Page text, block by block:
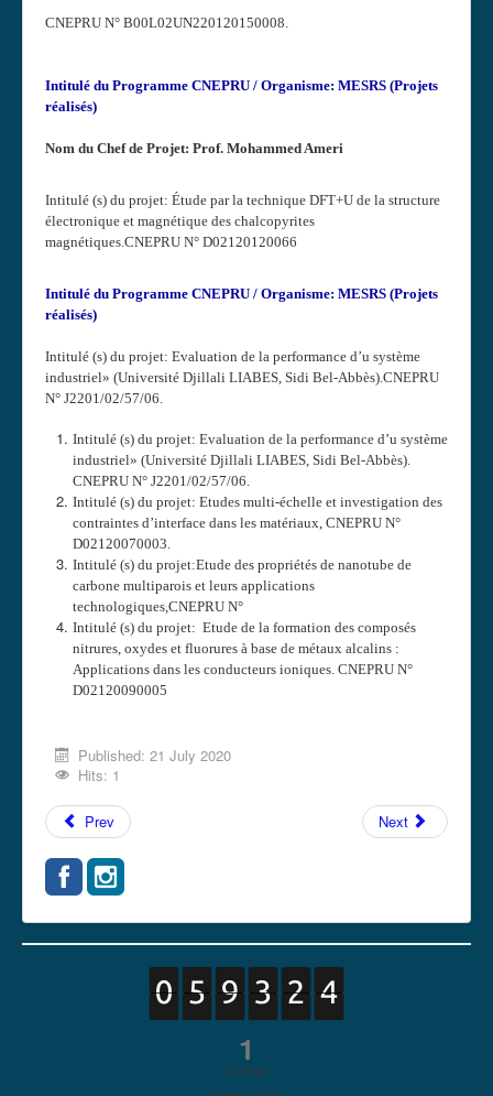
CNEPRU N° B00L02UN220120150008.
Intitulé du Programme CNEPRU / Organisme: MESRS (Projets
réalisés)
Nom du Chef de Projet: Prof. Mohammed Ameri
Intitulé (s) du projet: Étude par la technique DFT+U de la structure
électronique et magnétique des chalcopyrites
magnétiques.CNEPRU N° D02120120066
Intitulé du Programme CNEPRU / Organisme: MESRS (Projets
réalisés)
Intitulé (s) du projet: Evaluation de la performance d’u système
industriel» (Université Djillali LIABES, Sidi Bel-Abbès).CNEPRU
N° J2201/02/57/06.
Intitulé (s) du projet: Evaluation de la performance d’u système
industriel» (Université Djillali LIABES, Sidi Bel-Abbès).
CNEPRU N° J2201/02/57/06.
Intitulé (s) du projet: Etudes multi-échelle et investigation des
contraintes d’interface dans les matériaux, CNEPRU N°
D02120070003.
Intitulé (s) du projet:Etude des propriétés de nanotube de
carbone multiparois et leurs applications
technologiques,CNEPRU N°
Intitulé (s) du projet: Etude de la formation des composés
nitrures, oxydes et fluorures à base de métaux alcalins :
Applications dans les conducteurs ioniques. CNEPRU N°
D02120090005
Published: 21 July 2020
Hits: 1
Prev Next
1
Online